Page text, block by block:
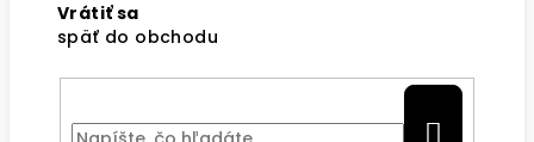
Vrátiť sa
späť do obchodu